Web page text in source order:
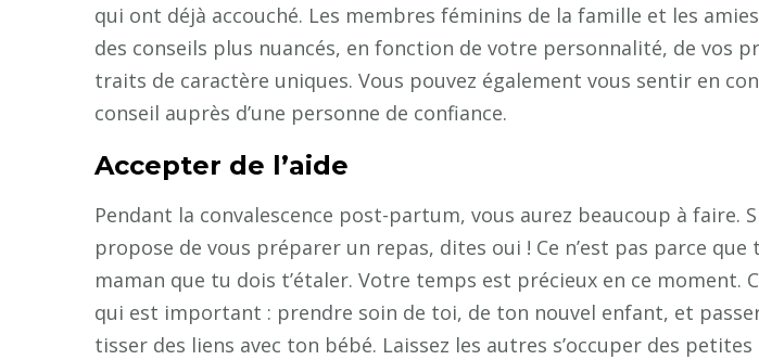
qui ont déjà accouché. Les membres féminins de la famille et les
des conseils plus nuancés, en fonction de votre personnalité, de vos
traits de caractère uniques. Vous pouvez également vous sentir en
conseil auprès d’une personne de confiance.
Accepter de l’aide
Pendant la convalescence post-partum, vous aurez beaucoup à faire.
propose de vous préparer un repas, dites oui ! Ce n’est pas parce que
maman que tu dois t’étaler. Votre temps est précieux en ce moment.
qui est important : prendre soin de toi, de ton nouvel enfant, et
tisser des liens avec ton bébé. Laissez les autres s’occuper des petites